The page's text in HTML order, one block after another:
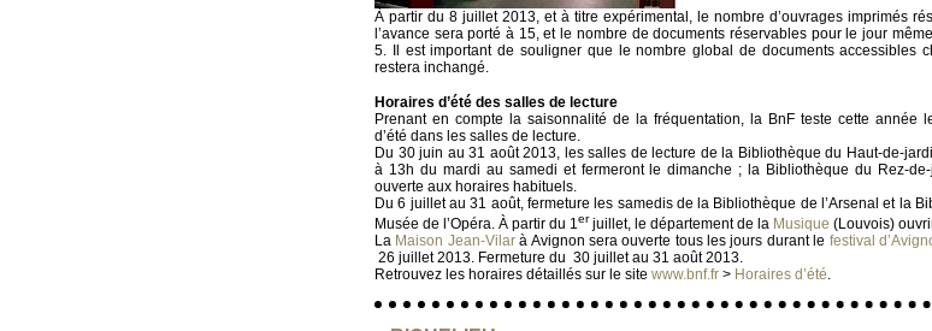
À partir du 8 juillet 2013, et à titre expérimental, le nombre d’ouvrages imprimés
l’avance sera porté à 15, et le nombre de documents réservables pour le jour
5. Il est important de souligner que le nombre global de documents accessibles
restera inchangé.
Horaires d’été des salles de lecture
Prenant en compte la saisonnalité de la fréquentation, la BnF teste cette année
d’été dans les salles de lecture.
Du 30 juin au 31 août 2013, les salles de lecture de la Bibliothèque du Haut-de-
à 13h du mardi au samedi et fermeront le dimanche ; la Bibliothèque du Rez-
ouverte aux horaires habituels.
Du 6 juillet au 31 août, fermeture les samedis de la Bibliothèque de l’Arsenal et la
Musée de l’Opéra. À partir du 1er juillet, le département de la Musique (Louvois)
La Maison Jean-Vilarà Avignon sera ouverte tous les jours durant le festival
26 juillet 2013. Fermeture du 30 juillet au 31 août 2013.
Retrouvez les horaires détaillés sur le site www.bnf.fr > Horaires d’été.